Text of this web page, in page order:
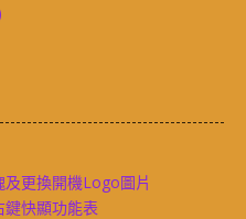
更換開機Logo圖片
快顯功能表